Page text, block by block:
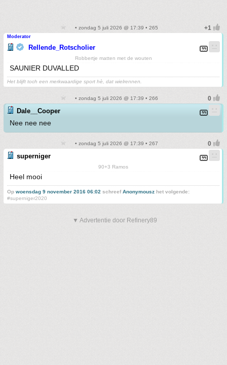
• zondag 5 juli 2026 @ 17:39 • 265
Moderator
Rellende_Rotscholier
Robbertje matten met de wouten
SAUNIER DUVALLED
Het blijft toch een merkwaardige sport hè, dat wielrennen.
• zondag 5 juli 2026 @ 17:39 • 266
Dale__Cooper
Nee nee nee
• zondag 5 juli 2026 @ 17:39 • 267
superniger
90+3 Ramos
Heel mooi
Op woensdag 9 november 2016 06:02 schreefAnonymousz het volgende:
#superniger2020
▼ Advertentie door Refinery89